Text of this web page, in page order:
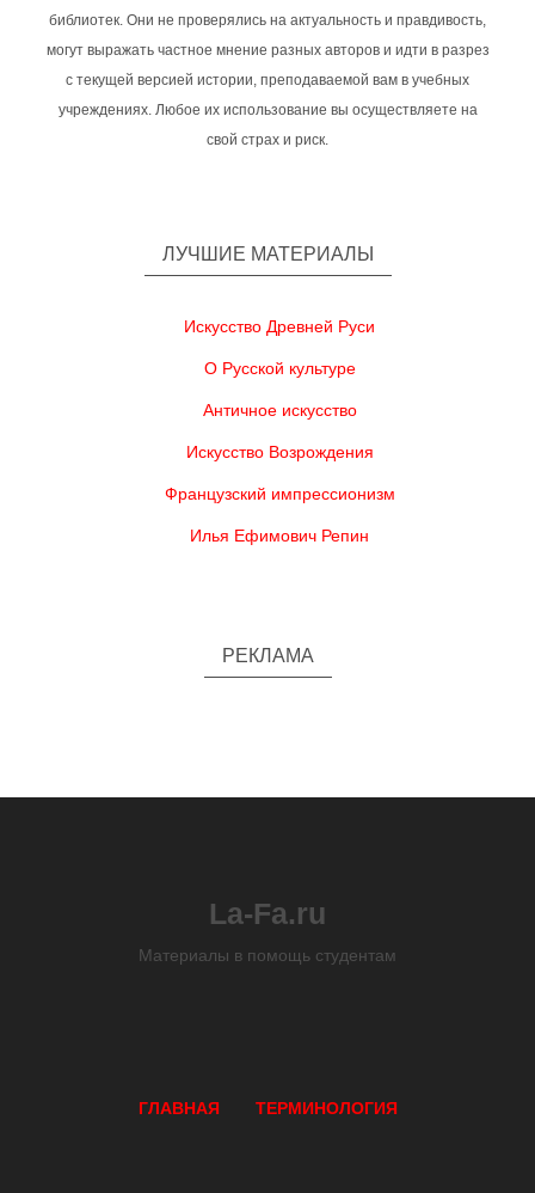
библиотек. Они не проверялись на актуальность и правдивость,
могут выражать частное мнение разных авторов и идти в разрез
с текущей версией истории, преподаваемой вам в учебных
учреждениях. Любое их использование вы осуществляете на
свой страх и риск.
ЛУЧШИЕ МАТЕРИАЛЫ
Искусство Древней Руси
О Русской культуре
Античное искусство
Искусство Возрождения
Французский импрессионизм
Илья Ефимович Репин
РЕКЛАМА
La-Fa.ru
Материалы в помощь студентам
ГЛАВНАЯ ТЕРМИНОЛОГИЯ